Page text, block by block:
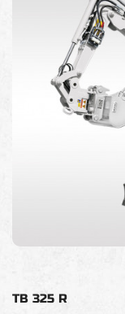
TB 325 R